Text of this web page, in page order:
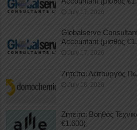
July 17, 2026
Globalserve
Accountant (μισθός
July 17, 2026
Ζητείται Λειτουργός
July 16, 2026
Ζητείται Βοηθός
€1.600)